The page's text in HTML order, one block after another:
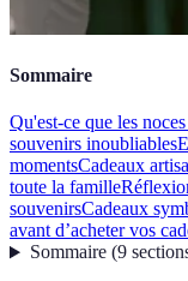
Sommaire
Qu'est-ce que les
souvenirs inoubliables
momentsCadeaux
toute la famille
souvenirsCadeaux
avant d’acheter vos
Sommaire(9